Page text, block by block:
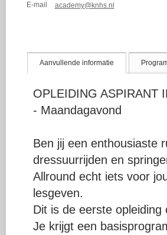
E-mail academy@knhs.nl
Aanvullende informatie
OPLEIDING ASPIRANT
- Maandagavond
Ben jij een enthousiaste
dressuurrijden en
Allround echt iets voor
lesgeven.
Dit is de eerste
Je krijgt een